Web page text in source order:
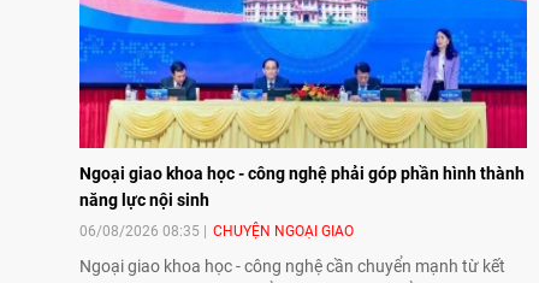
Ngoại giao khoa học - công nghệ phải góp phần hình thành
năng lực nội sinh
06/08/2026 08:35 CHUYỆN NGOẠI GIAO
Ngoại giao khoa học - công nghệ cần chuyển mạnh từ kết